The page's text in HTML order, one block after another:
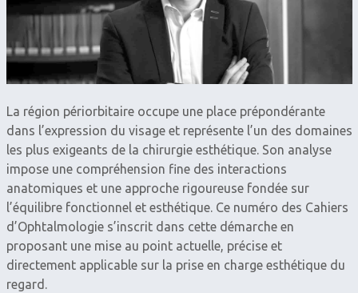
La région périorbitaire occupe une place prépondérante
dans l’expression du visage et représente l’un des domaines
les plus exigeants de la chirurgie esthétique. Son analyse
impose une compréhension fine des interactions
anatomiques et une approche rigoureuse fondée sur
l’équilibre fonctionnel et esthétique. Ce numéro des Cahiers
d’Ophtalmologie s’inscrit dans cette démarche en
proposant une mise au point actuelle, précise et
directement applicable sur la prise en charge esthétique du
regard.